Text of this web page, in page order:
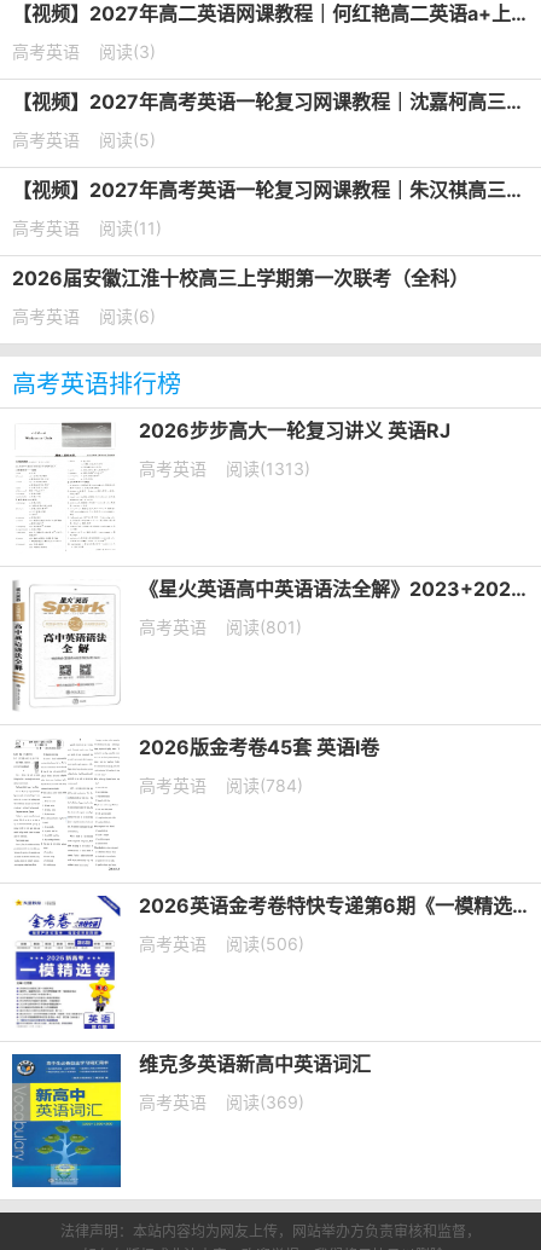
【视频】2027年高二英语网课教程｜何红艳高二英语a+上学期暑假班视频教程
高考英语 阅读(3)
【视频】2027年高考英语一轮复习网课教程｜沈嘉柯高三英语上学期暑假班视频教程
高考英语 阅读(5)
【视频】2027年高考英语一轮复习网课教程｜朱汉祺高三英语上学期暑假班视频教程
高考英语 阅读(11)
2026届安徽江淮十校高三上学期第一次联考（全科）
高考英语 阅读(6)
高考英语排行榜
2026步步高大一轮复习讲义 英语RJ
高考英语 阅读(1313)
《星火英语高中英语语法全解》2023+2025版 电子版下载打印
高考英语 阅读(801)
2026版金考卷45套 英语I卷
高考英语 阅读(784)
2026英语金考卷特快专递第6期《一模精选卷》PDF电子版下载
高考英语 阅读(506)
维克多英语新高中英语词汇
高考英语 阅读(369)
法律声明：本站内容均为网友上传，网站举办方负责审核和监督，